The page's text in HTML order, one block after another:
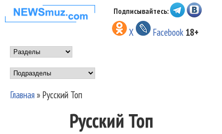
Перейти к основному
содержанию
НОВОСТИ
МУЗЫКИ И
ШОУ БИЗНЕСА
NEWSMUZ.COM
Подписывайтесь:
X Facebook 18+
Main menu
Подразделы
Вы здесь
Главная» Русский Топ
Русский Топ